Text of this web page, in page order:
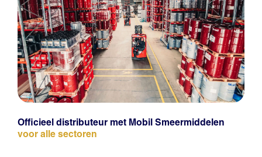
Officieel distributeur met Mobil Smeermiddelen
voor alle sectoren